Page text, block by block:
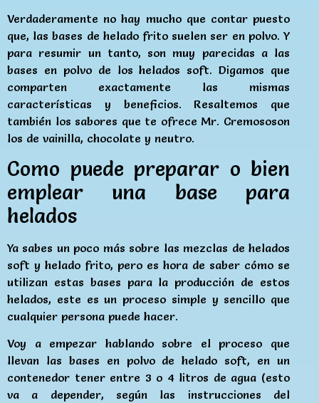
Verdaderamente no hay mucho que contar puesto
que, las bases de helado frito suelen ser en polvo. Y
para resumir un tanto, son muy parecidas a las
bases en polvo de los helados soft. Digamos que
comparten exactamente las mismas
características y beneficios. Resaltemos que
también los sabores que te ofrece Mr. Cremososon
los de vainilla, chocolate y neutro.
Como puede preparar o bien
emplear una base para
helados
Ya sabes un poco más sobre las mezclas de helados
soft y helado frito, pero es hora de saber cómo se
utilizan estas bases para la producción de estos
helados, este es un proceso simple y sencillo que
cualquier persona puede hacer.
Voy a empezar hablando sobre el proceso que
llevan las bases en polvo de helado soft, en un
contenedor tener entre 3 o 4 litros de agua (esto
va a depender, según las instrucciones del